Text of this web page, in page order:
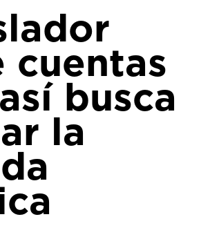
cuentas
busca
la